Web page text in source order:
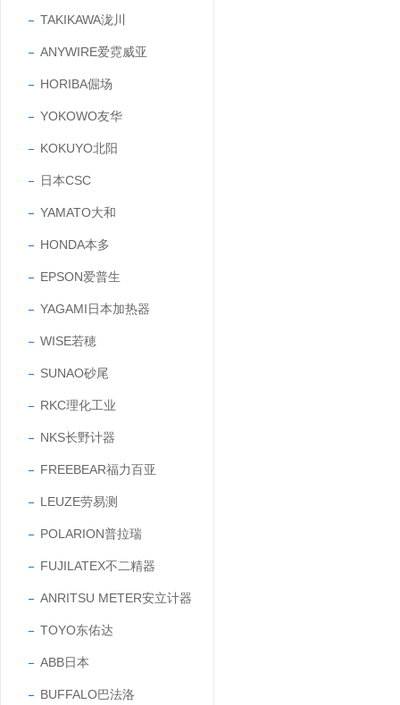
TAKIKAWA泷川
ANYWIRE爱霓威亚
HORIBA倔场
YOKOWO友华
KOKUYO北阳
日本CSC
YAMATO大和
HONDA本多
EPSON爱普生
YAGAMI日本加热器
WISE若穂
SUNAO砂尾
RKC理化工业
NKS长野计器
FREEBEAR福力百亚
LEUZE劳易测
POLARION普拉瑞
FUJILATEX不二精器
ANRITSU METER安立计器
TOYO东佑达
ABB日本
BUFFALO巴法洛